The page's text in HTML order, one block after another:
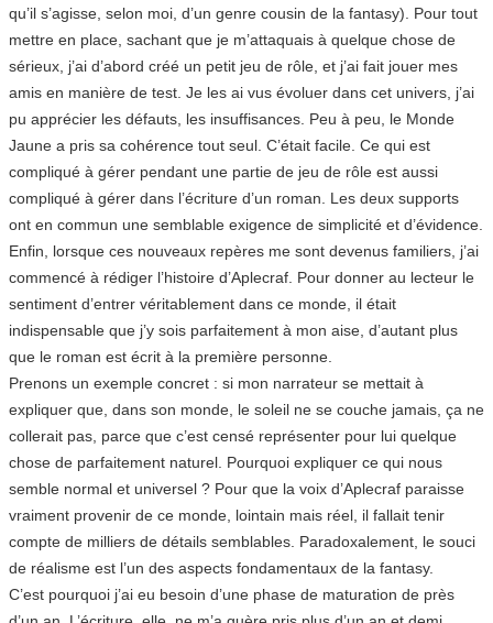
qu’il s’agisse, selon moi, d’un genre cousin de la fantasy). Pour tout
mettre en place, sachant que je m’attaquais à quelque chose de
sérieux, j’ai d’abord créé un petit jeu de rôle, et j’ai fait jouer mes
amis en manière de test. Je les ai vus évoluer dans cet univers, j’ai
pu apprécier les défauts, les insuffisances. Peu à peu, le Monde
Jaune a pris sa cohérence tout seul. C’était facile. Ce qui est
compliqué à gérer pendant une partie de jeu de rôle est aussi
compliqué à gérer dans l’écriture d’un roman. Les deux supports
ont en commun une semblable exigence de simplicité et d’évidence.
Enfin, lorsque ces nouveaux repères me sont devenus familiers, j’ai
commencé à rédiger l’histoire d’Aplecraf. Pour donner au lecteur le
sentiment d’entrer véritablement dans ce monde, il était
indispensable que j’y sois parfaitement à mon aise, d’autant plus
que le roman est écrit à la première personne.
Prenons un exemple concret : si mon narrateur se mettait à
expliquer que, dans son monde, le soleil ne se couche jamais, ça ne
collerait pas, parce que c’est censé représenter pour lui quelque
chose de parfaitement naturel. Pourquoi expliquer ce qui nous
semble normal et universel ? Pour que la voix d’Aplecraf paraisse
vraiment provenir de ce monde, lointain mais réel, il fallait tenir
compte de milliers de détails semblables. Paradoxalement, le souci
de réalisme est l’un des aspects fondamentaux de la fantasy.
C’est pourquoi j’ai eu besoin d’une phase de maturation de près